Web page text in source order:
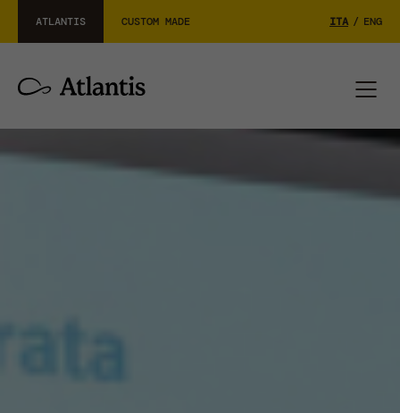
ATLANTIS CUSTOM MADE ITA / ENG